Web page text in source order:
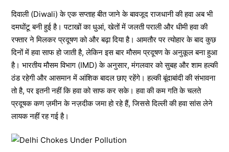
दिवाली (Diwali) के एक सप्ताह बीत जाने के बावजूद राजधानी की हवा अब भी
दमघोंटू बनी हुई है। पटाखों का धुआं, खेतों में जलती पराली और धीमी हवा की
रफ्तार ने मिलकर प्रदूषण को और बढ़ा दिया है। आमतौर पर त्योहार के बाद कुछ
दिनों में हवा साफ हो जाती है, लेकिन इस बार मौसम प्रदूषण के अनुकूल बना हुआ
है। भारतीय मौसम विभाग (IMD) के अनुसार, मंगलवार को सुबह और शाम हल्की
ठंड रहेगी और आसमान में आंशिक बादल छाए रहेंगे। हल्की बूंदाबांदी की संभावना
तो है, पर इतनी नहीं कि हवा को साफ कर सके। हवा की कम गति के चलते
प्रदूषक कण ज़मीन के नज़दीक जमा हो रहे हैं, जिससे दिल्ली की हवा सांस लेने
लायक नहीं रह गई है।